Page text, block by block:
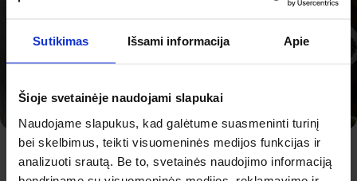
Sutikimas Išsami informacija Apie
Šioje svetainėje naudojami slapukai
Naudojame slapukus, kad galėtume suasmeninti turinį
bei skelbimus, teikti visuomeninės medijos funkcijas ir
analizuoti srautą. Be to, svetainės naudojimo informaciją
KOKYBIŠKAS RĖMAS
Prestižinis Jūsų projekto